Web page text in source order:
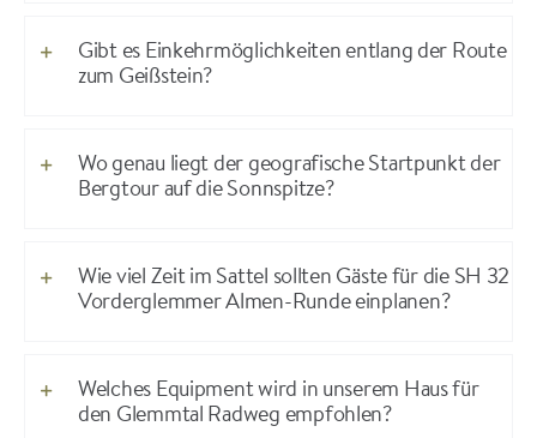
Gibt es Einkehrmöglichkeiten entlang der Route
zum Geißstein?
Wo genau liegt der geografische Startpunkt der
Bergtour auf die Sonnspitze?
Wie viel Zeit im Sattel sollten Gäste für die SH 32
Vorderglemmer Almen-Runde einplanen?
Welches Equipment wird in unserem Haus für
den Glemmtal Radweg empfohlen?